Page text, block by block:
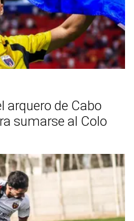
arquero de Cabo
sumarse al Colo